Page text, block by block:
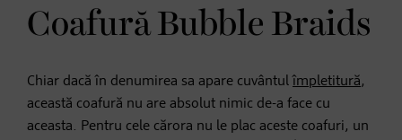
Coafură Bubble Braids
Chiar dacă în denumirea sa apare cuvântulîmpletitură,
această coafură nu are absolut nimic de-a face cu
aceasta. Pentru cele cărora nu le plac aceste coafuri, un